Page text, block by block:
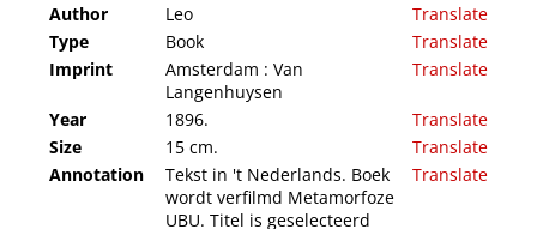
Author Leo
Translate
Type
Book
Translate
Imprint
Amsterdam : Van
Langenhuysen
Translate
Year 1896.
Translate
Size
15 cm.
Translate
Annotation
Tekst in 't Nederlands. Boek
wordt verfilmd Metamorfoze
UBU. Titel is geselecteerd
Translate